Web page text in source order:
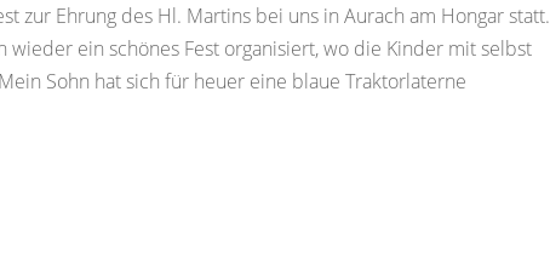
zur Ehrung des Hl. Martins bei uns in Aurach am Hongar statt.
ein schönes Fest organisiert, wo die Kinder mit selbst
Sohn hat sich für heuer eine blaue Traktorlaterne